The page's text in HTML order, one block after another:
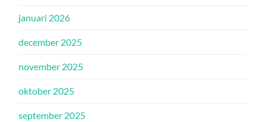
januari 2026
december 2025
november 2025
oktober 2025
september 2025